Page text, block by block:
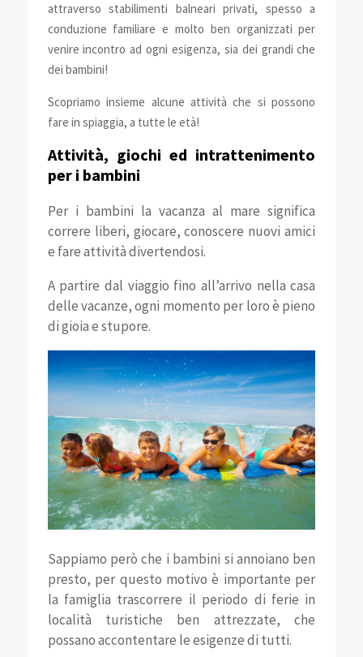
attraverso stabilimenti balneari privati, spesso a
conduzione familiare e molto ben organizzati per
venire incontro ad ogni esigenza, sia dei grandi che
dei bambini!
Scopriamo insieme alcune attività che si possono
fare in spiaggia, a tutte le età!
Attività, giochi ed intrattenimento
per i bambini
Per i bambini la vacanza al mare significa
correre liberi, giocare, conoscere nuovi amici
e fare attività divertendosi.
A partire dal viaggio fino all’arrivo nella casa
delle vacanze, ogni momento per loro è pieno
di gioia e stupore.
Sappiamo però che i bambini si annoiano ben
presto, per questo motivo è importante per
la famiglia trascorrere il periodo di ferie in
località turistiche ben attrezzate, che
possano accontentare le esigenze di tutti.